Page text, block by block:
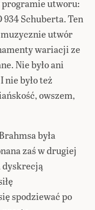
utworu:
Schuberta. Ten
utwór
wariacji ze
Nie było ani
było też
owszem,
była
zaś w drugiej
dyskrecją
spodziewać po